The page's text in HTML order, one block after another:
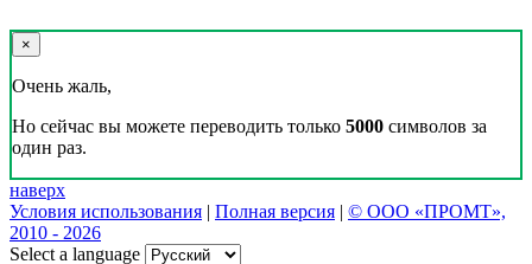
×
Очень жаль,
Но сейчас вы можете переводить только 5000 символов за
один раз.
наверх
Условия использования | Полная версия | © ООО «ПРОМТ»,
2010 - 2026
Select a language